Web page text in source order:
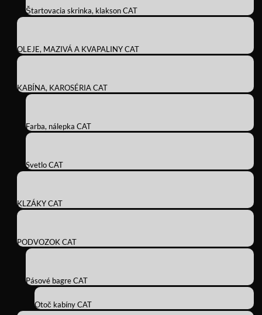
Štartovacia skrinka, klakson CAT
OLEJE, MAZIVÁ A KVAPALINY CAT
KABÍNA, KAROSÉRIA CAT
Farba, nálepka CAT
Svetlo CAT
KLZÁKY CAT
PODVOZOK CAT
Pásové bagre CAT
Otoč kabíny CAT